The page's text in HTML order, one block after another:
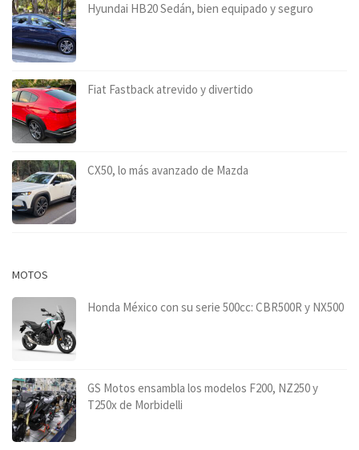
Hyundai HB20 Sedán, bien equipado y seguro
Fiat Fastback atrevido y divertido
CX50, lo más avanzado de Mazda
MOTOS
Honda México con su serie 500cc: CBR500R y NX500
GS Motos ensambla los modelos F200, NZ250 y
T250x de Morbidelli